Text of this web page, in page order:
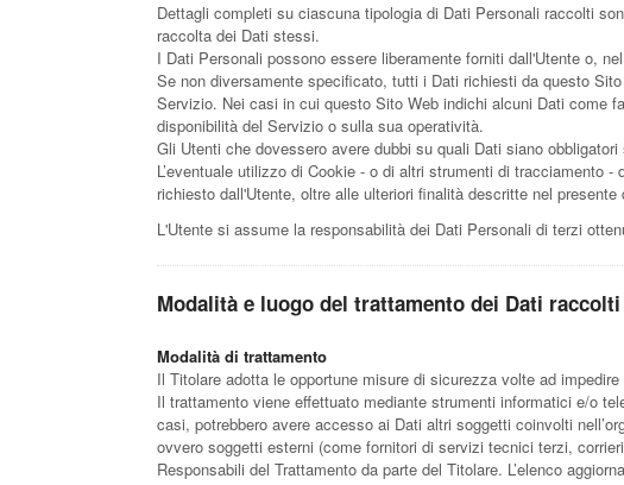
Dettagli completi su ciascuna tipologia di Dati Personali raccolti
raccolta dei Dati stessi.
I Dati Personali possono essere liberamente forniti dall'Utente o,
Se non diversamente specificato, tutti i Dati richiesti da questo
Servizio. Nei casi in cui questo Sito Web indichi alcuni Dati come
disponibilità del Servizio o sulla sua operatività.
Gli Utenti che dovessero avere dubbi su quali Dati siano
L’eventuale utilizzo di Cookie - o di altri strumenti di
richiesto dall'Utente, oltre alle ulteriori finalità descritte nel
L'Utente si assume la responsabilità dei Dati Personali di terzi
Modalità e luogo del trattamento dei Dati raccolti
Modalità di trattamento
Il Titolare adotta le opportune misure di sicurezza volte ad
Il trattamento viene effettuato mediante strumenti informatici e/o
casi, potrebbero avere accesso ai Dati altri soggetti coinvolti
ovvero soggetti esterni (come fornitori di servizi tecnici terzi,
Responsabili del Trattamento da parte del Titolare. L’elenco